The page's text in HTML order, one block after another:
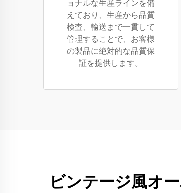
ョナルな生産ラインを備
えており、生産から品質
検査、輸送まで一貫して
管理することで、お客様
の製品に絶対的な品質保
証を提供します。
ビンテージ風オ